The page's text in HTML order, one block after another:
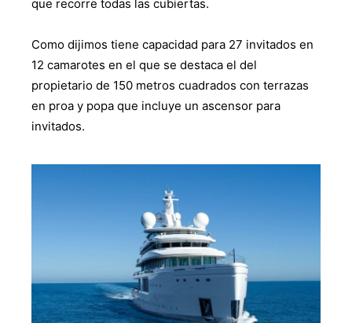
que recorre todas las cubiertas.
Como dijimos tiene capacidad para 27 invitados en
12 camarotes en el que se destaca el del
propietario de 150 metros cuadrados con terrazas
en proa y popa que incluye un ascensor para
invitados.